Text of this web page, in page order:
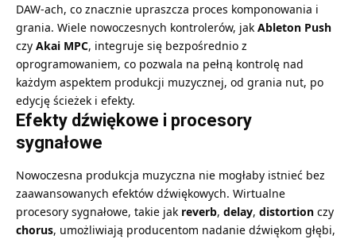
DAW-ach, co znacznie upraszcza proces komponowania i
grania. Wiele nowoczesnych kontrolerów, jak Ableton Push
czy Akai MPC, integruje się bezpośrednio z
oprogramowaniem, co pozwala na pełną kontrolę nad
każdym aspektem produkcji muzycznej, od grania nut, po
edycję ścieżek i efekty.
Efekty dźwiękowe i procesory
sygnałowe
Nowoczesna produkcja muzyczna nie mogłaby istnieć bez
zaawansowanych efektów dźwiękowych. Wirtualne
procesory sygnałowe, takie jak reverb, delay, distortion czy
chorus, umożliwiają producentom nadanie dźwiękom głębi,